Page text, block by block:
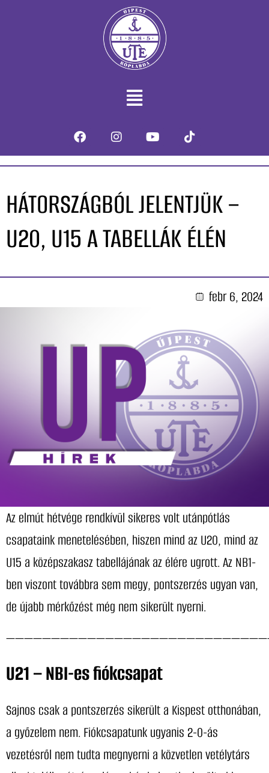
HÁTORSZÁGBÓL JELENTJÜK –
U20, U15 A TABELLÁK ÉLÉN
febr 6, 2024
Az elmút hétvége rendkívül sikeres volt utánpótlás
csapataink menetelésében, hiszen mind az U20, mind az
U15 a középszakasz tabellájának az élére ugrott. Az NB1-
ben viszont továbbra sem megy, pontszerzés ugyan van,
de újabb mérkőzést még nem sikerült nyerni.
U21 – NBI-es fiókcsapat
Sajnos csak a pontszerzés sikerült a Kispest otthonában,
a győzelem nem. Fiókcsapatunk ugyanis 2-0-ás
vezetésről nem tudta megnyerni a közvetlen vetélytárs